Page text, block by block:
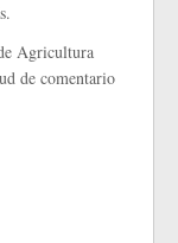
Agricultura
de comentario